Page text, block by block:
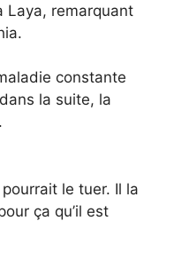
Laya, remarquant
constante
la suite, la
le tuer. Il la
ça qu’il est